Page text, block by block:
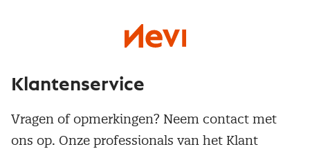
Klantenservice
Vragen of opmerkingen? Neem contact met
ons op. Onze professionals van het Klant